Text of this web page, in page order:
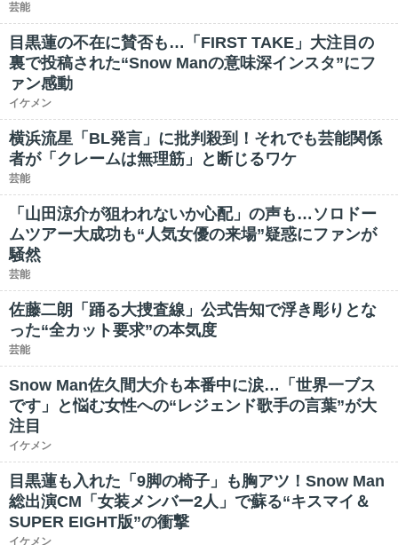
芸能
目黒蓮の不在に賛否も…「FIRST TAKE」大注目の
裏で投稿された“Snow Manの意味深インスタ”にフ
ァン感動
イケメン
横浜流星「BL発言」に批判殺到！それでも芸能関係
者が「クレームは無理筋」と断じるワケ
芸能
「山田涼介が狙われないか心配」の声も…ソロドー
ムツアー大成功も“人気女優の来場”疑惑にファンが
騒然
芸能
佐藤二朗「踊る大捜査線」公式告知で浮き彫りとな
った“全カット要求”の本気度
芸能
Snow Man佐久間大介も本番中に涙…「世界一ブス
です」と悩む女性への“レジェンド歌手の言葉”が大
注目
イケメン
目黒蓮も入れた「9脚の椅子」も胸アツ！Snow Man
総出演CM「女装メンバー2人」で蘇る“キスマイ＆
SUPER EIGHT版”の衝撃
イケメン